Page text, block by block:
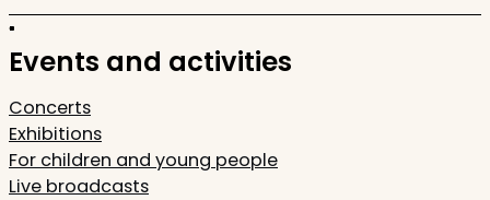
Events and activities
Concerts
Exhibitions
For children and young people
Live broadcasts